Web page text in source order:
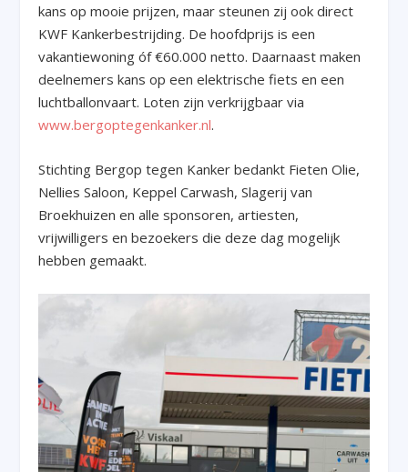
kans op mooie prijzen, maar steunen zij ook direct
KWF Kankerbestrijding. De hoofdprijs is een
vakantiewoning óf €60.000 netto. Daarnaast maken
deelnemers kans op een elektrische fiets en een
luchtballonvaart. Loten zijn verkrijgbaar via
www.bergoptegenkanker.nl.
Stichting Bergop tegen Kanker bedankt Fieten Olie,
Nellies Saloon, Keppel Carwash, Slagerij van
Broekhuizen en alle sponsoren, artiesten,
vrijwilligers en bezoekers die deze dag mogelijk
hebben gemaakt.